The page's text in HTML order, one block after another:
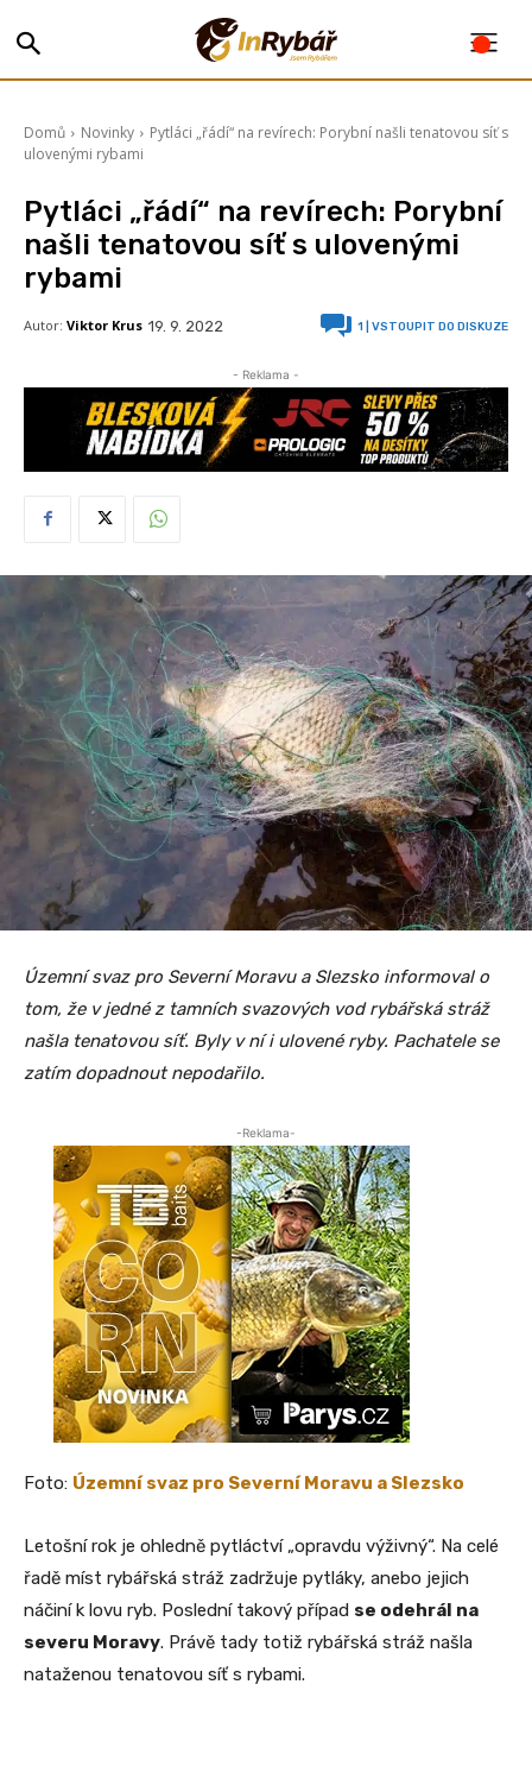
Domů Novinky
Pytláci „řádí“ na revírech: Porybní našli tenatovou síť s
ulovenými rybami
Pytláci „řádí“ na revírech: Porybní
našli tenatovou síť s ulovenými
rybami
Autor: Viktor Krus 19. 9. 2022 1 | VSTOUPIT DO DISKUZE
- Reklama -
Územní svaz pro Severní Moravu a Slezsko informoval o
tom, že v jedné z tamních svazových vod rybářská stráž
našla tenatovou síť. Byly v ní i ulovené ryby. Pachatele se
zatím dopadnout nepodařilo.
-Reklama-
Foto: Územní svaz pro Severní Moravu a Slezsko
Letošní rok je ohledně pytláctví „opravdu výživný“. Na celé
řadě míst rybářská stráž zadržuje pytláky, anebo jejich
náčiní k lovu ryb. Poslední takový případ se odehrál na
severu Moravy. Právě tady totiž rybářská stráž našla
nataženou tenatovou síť s rybami.